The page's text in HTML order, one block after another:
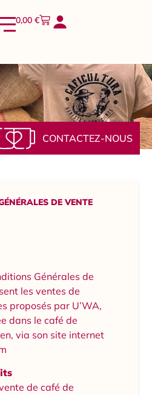
0,00 €
DE VENTE
Générales de
les ventes de
proposés par U’WA,
dans le café de
via son site internet
de café de
CONTACTEZ-NOUS